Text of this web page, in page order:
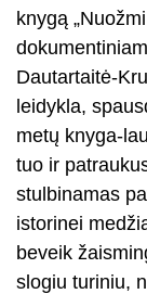
knygą
Dautartaitė-
leidykla,
metų knyga-
tuo ir
stulbinamas
istorinei
beveik
slogiu turiniu,